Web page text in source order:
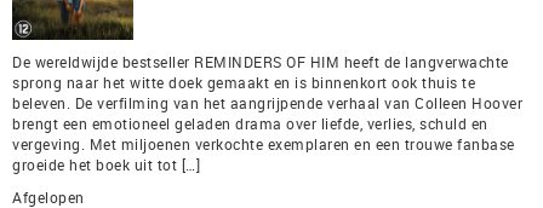
De wereldwijde bestseller REMINDERS OF HIM heeft de langverwachte
sprong naar het witte doek gemaakt en is binnenkort ook thuis te
beleven. De verfilming van het aangrijpende verhaal van Colleen Hoover
brengt een emotioneel geladen drama over liefde, verlies, schuld en
vergeving. Met miljoenen verkochte exemplaren en een trouwe fanbase
groeide het boek uit tot […]
Afgelopen